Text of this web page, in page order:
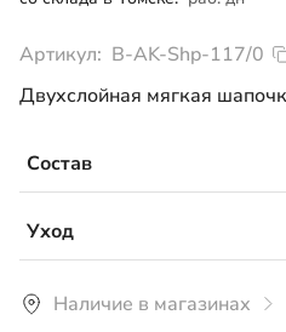
Артикул: B-AK-Shp-117/0
Двухслойная мягкая
Состав
Кулирная гладь, 92%
Уход
Рекомендуется ручная или
средствами для цветного
Наличие в магазинах